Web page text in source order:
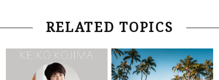
Lifestyle 2026.7.29
「お若いですね」は褒め言葉？“若い＝美しい”と
ーレス連載22】
Lifestyle 2026.8.6
RELATED TOPICS